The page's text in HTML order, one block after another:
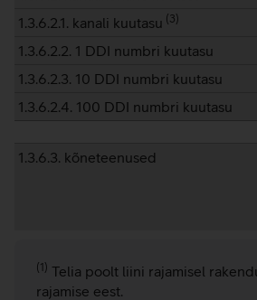
1.3.6.2.1. kanali kuutasu (3)
1.3.6.2.2. 1 DDI numbri kuutasu
1.3.6.2.3. 10 DDI numbri kuutasu
1.3.6.2.4. 100 DDI numbri kuutasu
1.3.6.3. kõneteenused
(1) Telia poolt liini rajamisel
rajamise eest.